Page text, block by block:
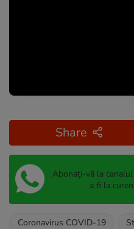
Share
Abonați-vă la
a fi la
Coronavirus COVID-19